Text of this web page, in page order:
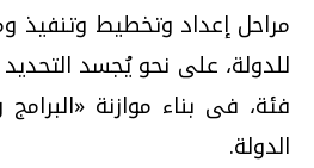
مراحل إعداد وتخطيط وتنفيذ
للدولة، على نحو يُجسد
فئة، فى بناء موازنة
الدولة.